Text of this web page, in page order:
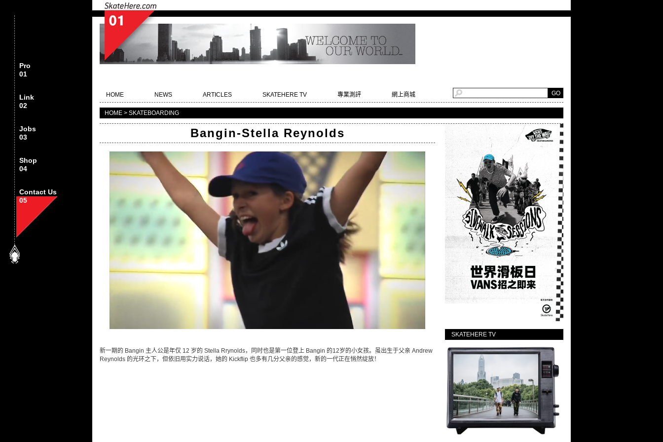
Pro
01
Link
02
Jobs
03
Shop
04
Contact Us
05
HOME NEWS ARTICLES SKATEHERE TV 專業測評 網上商城
HOME > SKATEBOARDING
Bangin-Stella Reynolds
新一期的 Bangin 主人公是年仅 12 岁的 Stella Rrynolds，同时也是第一位登上 Bangin 的12岁的小女孩。虽出生于父亲 Andrew
Reynolds 的光环之下，但依旧用实力说话，她的 Kickflip 也多有几分父亲的感觉，新的一代正在悄然绽放！
SKATEHERE TV